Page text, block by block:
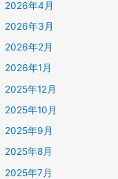
2026年4月
2026年3月
2026年2月
2026年1月
2025年12月
2025年10月
2025年9月
2025年8月
2025年7月